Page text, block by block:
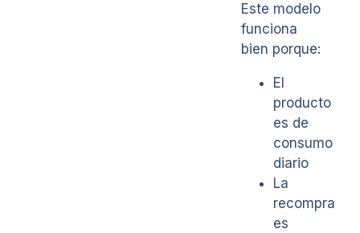
Este modelo
funciona
bien porque:
El
producto
es de
consumo
diario
La
recompra
es